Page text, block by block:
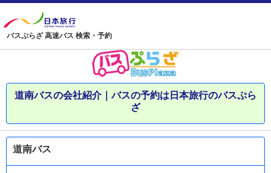
バスぷらざ 高速バス 検索・予約
道南バスの会社紹介｜バスの予約は日本旅行のバスぷら
ざ
道南バス